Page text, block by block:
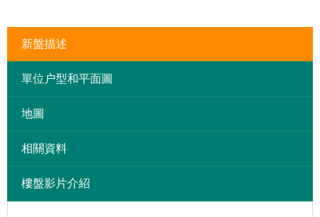
新盤描述
單位户型和平面圖
地圖
相關資料
樓盤影片介紹